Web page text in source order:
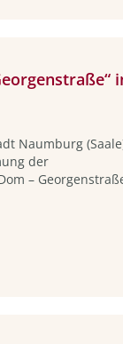
Naumburg
der
–